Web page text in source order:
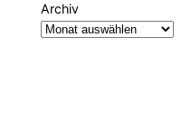
Archiv